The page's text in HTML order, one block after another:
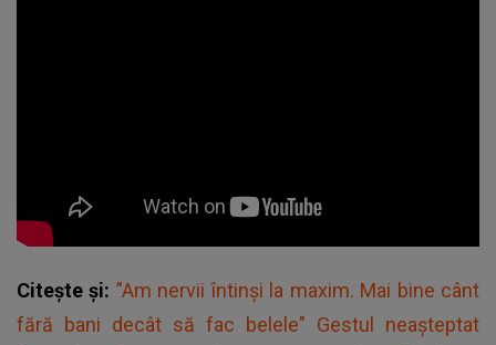
Citește și: ”Am nervii întinși la maxim. Mai bine cânt
fără bani decât să fac belele" Gestul neașteptat